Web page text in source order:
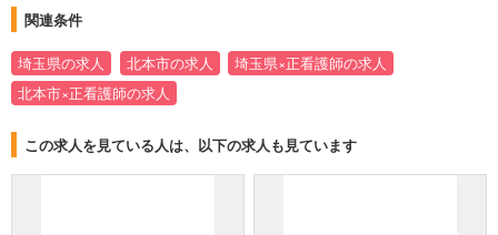
関連条件
埼玉県の求人 北本市の求人
埼玉県×正看護師の求人
北本市×正看護師の求人
この求人を見ている人は、以下の求人も見ています